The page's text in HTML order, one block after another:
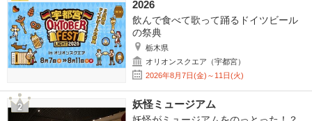
2026
飲んで食べて歌って踊るドイツビール
の祭典
栃木県
オリオンスクエア（宇都宮）
2026年8月7日(金)～11日(火)
妖怪ミュージアム